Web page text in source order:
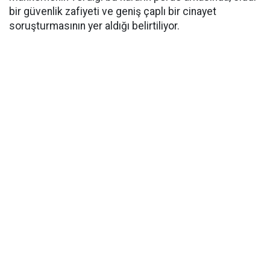
bir güvenlik zafiyeti ve geniş çaplı bir cinayet
soruşturmasının yer aldığı belirtiliyor.